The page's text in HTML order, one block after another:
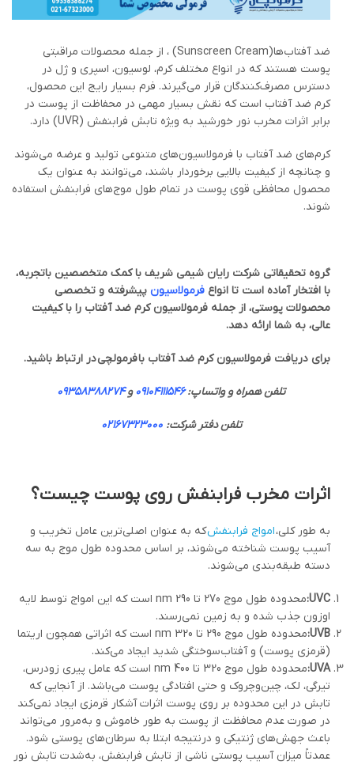
ضد آفتاب‌ها(Sunscreen Cream) ، از جمله محصولات مراقبتی
پوست هستند که در انواع مختلف کرم، لوسیون، اسپری و ژل در
دسترس مصرف‌کنندگان قرار می‌گیرند. فرم بسیار رایج این محصول،
کرم ضد آفتاب است که نقش بسیار مهمی در محفاظت از پوست در
برابر اثرات مخرب نور خورشید به ویژه تابش فرابنفش (UVR) دارد.
کرم‌های ضد آفتاب با فرمولاسیون‌های متنوعی تولید و عرضه می‌شوند
و چنانچه از کیفیت بالایی برخوردار باشند، می‌توانند به عنوان یک
محصول محافظی قوی پوست در تمام طول موج‌های فرابنفش استفاده
شوند.
گروه تحقیقاتی شرکت رایان شیمی شریف با کمک متخصصین باتجربه،
با افتخار آماده است تا انواع فرمولاسیون پیشرفته و تخصصی
محصولات پوستی، از جمله فرمولاسیون کرم ضد آفتاب را با کیفیت
عالی، به شما ارائه دهد.
برای دریافت فرمولاسیون کرم ضد آفتاب بافرمولچیدر ارتباط باشید.
تلفن همراه و واتساپ:09104111546 و09358388274
تلفن دفتر شرکت: 02167323000
اثرات مخرب فرابنفش روی پوست چیست؟
به طور کلی،امواج فرابنفشکه به عنوان اصلی‌ترین عامل تخریب و
آسیب پوست شناخته می‌شوند، بر اساس محدوده طول موج به سه
دسته طبقه‌بندی می‌شوند.
UVC
:
محدوده طول موج 270 تا 290 nm است که این امواج توسط لایه
اوزون جذب شده و به زمین نمی‌رسند.
UVB
:
محدوده طول موج 290 تا 320 nm است که اثراتی همچون اریتما
(قرمزی پوست) و آفتاب‌سوختگی شدید ایجاد می‌کند.
UVA
:
محدوده طول موج 320 تا 400 nm است که عامل پیری زودرس،
تیرگی، لک، چین‌وچروک و حتی افتادگی پوست می‌باشد. از آنجایی که
تابش در این محدوده بر روی پوست اثرات آشکار قرمزی ایجاد نمی‌کند
در صورت عدم محافظت از پوست به طور خاموش و به‌مرور می‌تواند
باعث جهش‌های ژنتیکی و درنتیجه ابتلا به سرطان‌های پوستی شود.
عمدتاً میزان آسیب پوستی ناشی از تابش فرابنفش، به‌شدت تابش نور